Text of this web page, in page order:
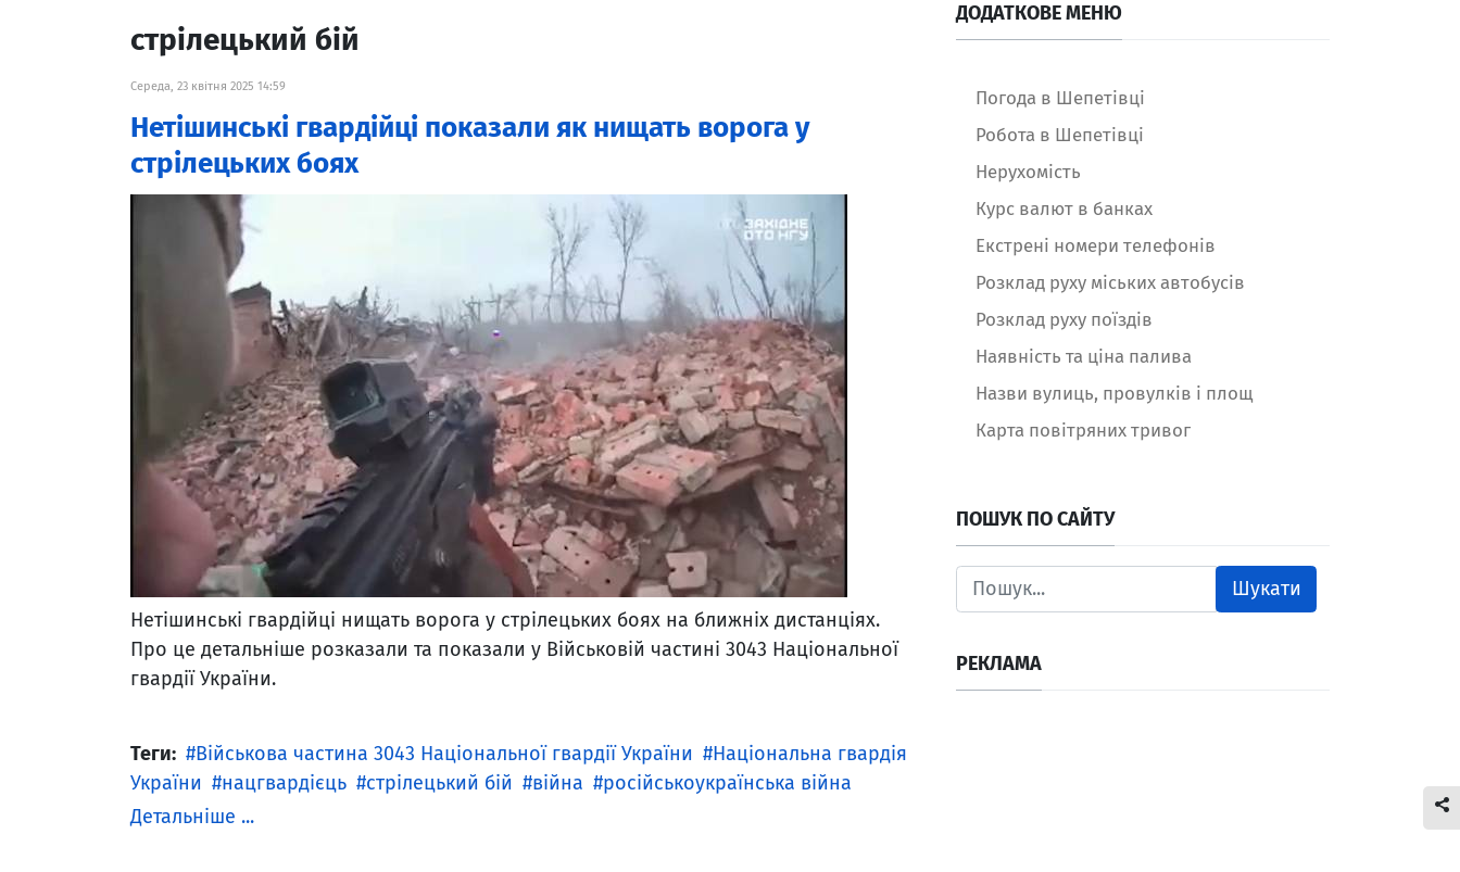
стрілецький бій
Середа, 23 квітня 2025 14:59
Нетішинські гвардійці показали як нищать ворога у
стрілецьких боях
Нетішинські гвардійці нищать ворога у стрілецьких боях на ближніх дистанціях.
Про це детальніше розказали та показали у Військовій частині 3043 Національної
гвардії України.
Теги: Військова частина 3043 Національної гвардії України
Національна гвардія
України
нацгвардієць стрілецький бій війна
російськоукраїнська війна
Детальніше ...
ДОДАТКОВЕ МЕНЮ
Погода в Шепетівці
Робота в Шепетівці
Нерухомість
Курс валют в банках
Екстрені номери телефонів
Розклад руху міських автобусів
Розклад руху поїздів
Наявність та ціна палива
Назви вулиць, провулків і площ
Карта повітряних тривог
ПОШУК ПО САЙТУ
Шукати
РЕКЛАМА